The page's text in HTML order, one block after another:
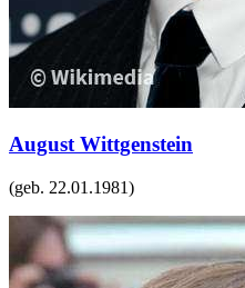
August Wittgenstein
(geb. 22.01.1981)